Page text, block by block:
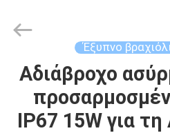
ΣΠΊΤΙ
ΠΡΟΪΌΝΤΑ
Reserved.
Έξυπνο
Αδιάβροχο
IP67 15W για